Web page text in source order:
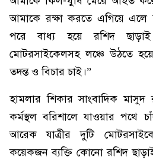
আমাকে রক্ষা করতে এগিয়ে এলে
পরে বাধ্য হয়ে রশিদ
মোটরসাইকেলসহ লঞ্চে উঠতে
তদন্ত ও বিচার চাই।”
হামলার শিকার সাংবাদিক মাসুদ
কর্মস্থল বরিশালে যাওয়ার পথে
আরেক যাত্রীর দুটি
কয়েকজন ব্যক্তি কোনো রশিদ ছাড়াই